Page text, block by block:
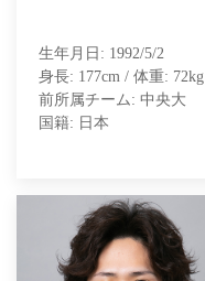
生年月日: 1992/5/2
身長: 177cm / 体重: 72kg
前所属チーム: 中央大
国籍: 日本